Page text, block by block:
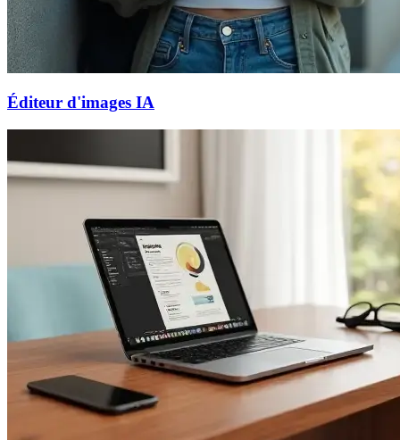
Éditeur d'images IA